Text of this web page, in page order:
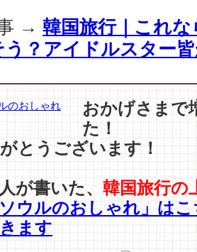
然
酵
エ
ネ
ル
ッ
セ
ン
→ 韓国旅行｜これ
う？アイドルスター
おかげさまで
た！
とうございます！
が書いた、 韓国旅行の
ウルのおしゃれ」はこ
ます